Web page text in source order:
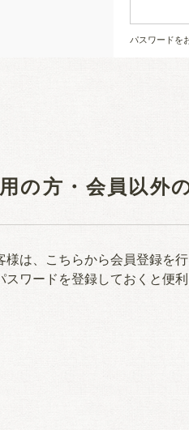
パスワードを
の方・会員以外
は、こちらから会員登録を行
ワードを登録しておくと便